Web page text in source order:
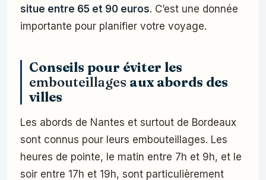
situe entre 65 et 90 euros. C’est une donnée
importante pour planifier votre voyage.
Conseils pour éviter les
embouteillages aux abords des
villes
Les abords de Nantes et surtout de Bordeaux
sont connus pour leurs embouteillages. Les
heures de pointe, le matin entre 7h et 9h, et le
soir entre 17h et 19h, sont particulièrement